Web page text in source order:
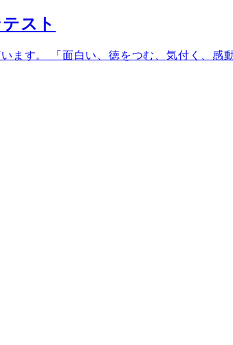
スト
ます。 「面白い、徳をつむ、気付く、感